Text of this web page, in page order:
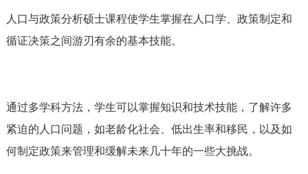
人口与政策分析硕士课程使学生掌握在人口学、政策制定和
循证决策之间游刃有余的基本技能。
通过多学科方法，学生可以掌握知识和技术技能，了解许多
紧迫的人口问题，如老龄化社会、低出生率和移民，以及如
何制定政策来管理和缓解未来几十年的一些大挑战。